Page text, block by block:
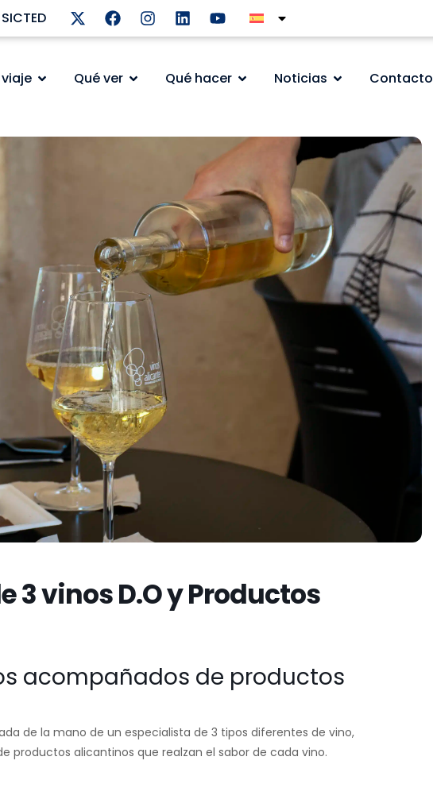
SICTED
Qué ver Qué hacer Noticias Contacto
3 vinos D.O y Productos
acompañados de productos
de la mano de un especialista de 3 tipos diferentes de vino,
productos alicantinos que realzan el sabor de cada vino.